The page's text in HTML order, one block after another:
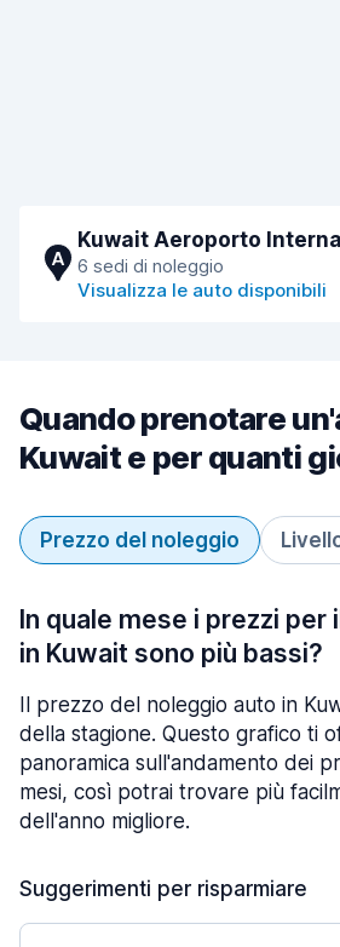
A
Kuwait Aeroporto
6 sedi di noleggio
Visualizza le auto disponibili
Quando prenotare
Kuwait e per quanti
Prezzo del noleggio
In quale mese i prezzi per
in Kuwait sono più bassi?
Il prezzo del noleggio auto in
della stagione. Questo grafico ti
panoramica sull'andamento dei
mesi, così potrai trovare più
dell'anno migliore.
Suggerimenti per risparmiare